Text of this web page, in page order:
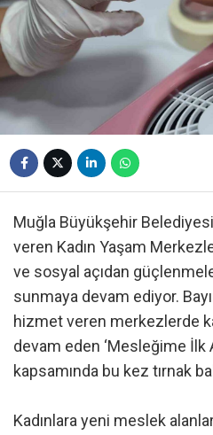
Muğla Büyükşehir
veren Kadın Yaşam
ve sosyal açıdan
sunmaya devam ediyor.
hizmet veren merkezlerde
devam eden ‘Mesleğime İlk
kapsamında bu kez tırnak
Kadınlara yeni meslek